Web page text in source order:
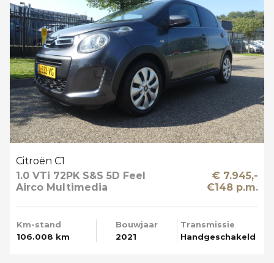
Citroën C1
1.0 VTi 72PK S&S 5D Feel
Airco Multimedia
€ 7.945,-
€148 p.m.
Km-stand
106.008 km
Bouwjaar
2021
Transmissie
Handgeschakeld